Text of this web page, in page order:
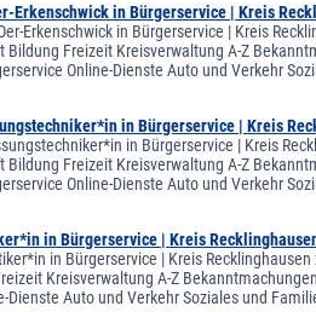
Erkenschwick in Bürgerservice | Kreis
Erkenschwick in Bürgerservice | Kreis
Bildung Freizeit Kreisverwaltung A-Z
Online-Dienste Auto und Verkehr
in Bürgerservice | Kreis
in Bürgerservice | Kreis
Bildung Freizeit Kreisverwaltung A-Z
Online-Dienste Auto und Verkehr
in Bürgerservice | Kreis
in Bürgerservice | Kreis
Kreisverwaltung A-Z
Dienste Auto und Verkehr Soziales und